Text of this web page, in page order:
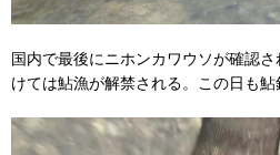
国内で最後にニホンカワウソが確認
けては鮎漁が解禁される。この日も鮎